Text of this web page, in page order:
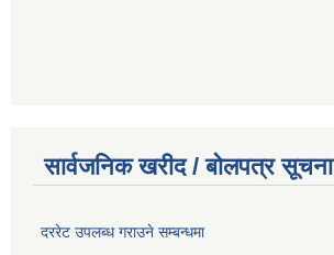
सार्वजनिक खरीद / बोलपत्र सूचना
दररेट उपलब्ध गराउने सम्बन्धमा